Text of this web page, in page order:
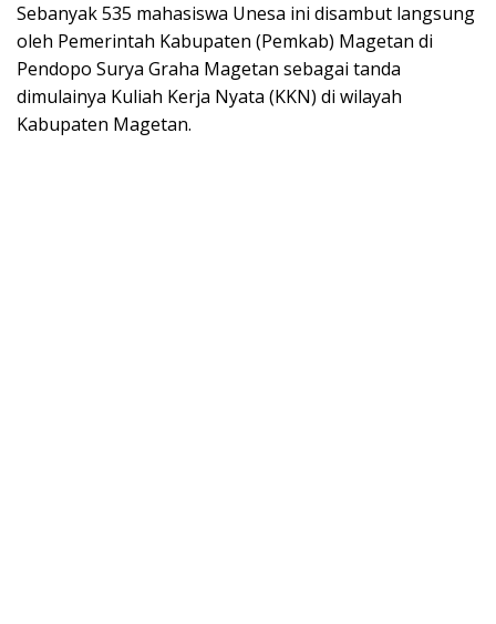
Sebanyak 535 mahasiswa Unesa ini disambut langsung
oleh Pemerintah Kabupaten (Pemkab) Magetan di
Pendopo Surya Graha Magetan sebagai tanda
dimulainya Kuliah Kerja Nyata (KKN) di wilayah
Kabupaten Magetan.